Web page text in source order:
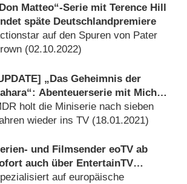
Matteo“-Serie mit Terence Hill
späte Deutschlandpremiere
auf den Spuren von Pater
(02.10.2022)
„Das Geheimnis der
Abenteuerserie mit Michael
wird wiederholt
holt die Miniserie nach sieben
wieder ins TV (18.01.2021)
und Filmsender eoTV ab
auch über EntertainTV
auf europäische